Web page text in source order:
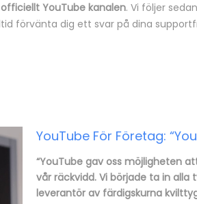
YouTube kanalen. Vi följer
förvänta dig ett svar på dina
YouTube För Företag:
“YouTube gav oss möjligheten
vår räckvidd. Vi började ta in
leverantör av färdigskurna